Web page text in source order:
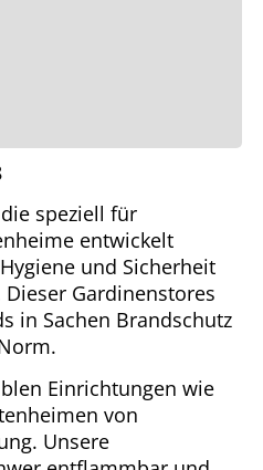
speziell für
entwickelt
und Sicherheit
Gardinenstores
in Sachen Brandschutz
Einrichtungen wie
von
Unsere